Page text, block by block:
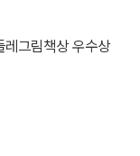
그림책상 우수상